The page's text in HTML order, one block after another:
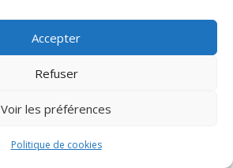
Accepter
Refuser
Voir les préférences
Politique de cookies